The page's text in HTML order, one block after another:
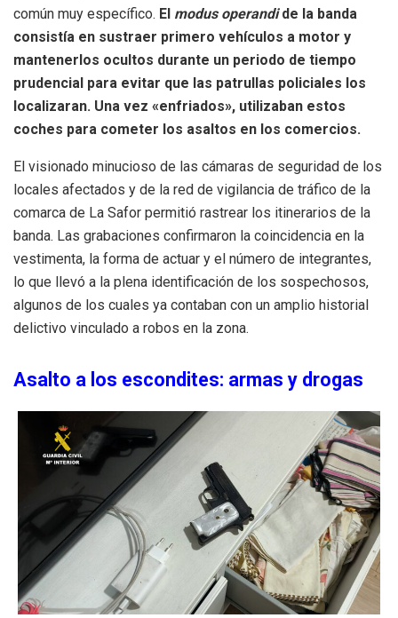
común muy específico. El modus operandide la banda
consistía en sustraer primero vehículos a motor y
mantenerlos ocultos durante un periodo de tiempo
prudencial para evitar que las patrullas policiales los
localizaran. Una vez «enfriados», utilizaban estos
coches para cometer los asaltos en los comercios.
El visionado minucioso de las cámaras de seguridad de los
locales afectados y de la red de vigilancia de tráfico de la
comarca de La Safor permitió rastrear los itinerarios de la
banda. Las grabaciones confirmaron la coincidencia en la
vestimenta, la forma de actuar y el número de integrantes,
lo que llevó a la plena identificación de los sospechosos,
algunos de los cuales ya contaban con un amplio historial
delictivo vinculado a robos en la zona.
Asalto a los escondites: armas y drogas